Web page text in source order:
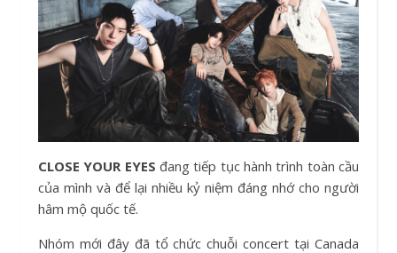
CLOSE YOUR EYES đang tiếp tục hành trình toàn cầu
của mình và để lại nhiều kỷ niệm đáng nhớ cho người
hâm mộ quốc tế.
Nhóm mới đây đã tổ chức chuỗi concert tại Canada